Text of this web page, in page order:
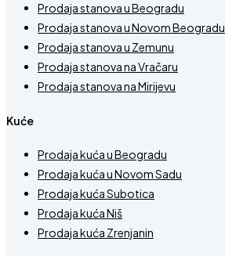
Prodaja stanova u Beogradu
Prodaja stanova u Novom Beogradu
Prodaja stanova u Zemunu
Prodaja stanova na Vračaru
Prodaja stanova na Mirijevu
Kuće
Prodaja kuća u Beogradu
Prodaja kuća u Novom Sadu
Prodaja kuća Subotica
Prodaja kuća Niš
Prodaja kuća Zrenjanin